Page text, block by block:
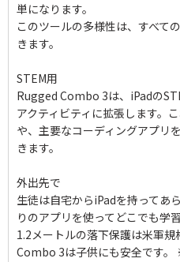
単になります。
このツールの多様性は、すべて
きます。
STEM用
Rugged Combo 3は、iPadの
アクティビティに拡張します。
や、主要なコーディングアプリ
きます。
外出先で
生徒は自宅からiPadを持ってあ
りのアプリを使ってどこでも学
1.2メートルの落下保護は米軍
Combo 3は子供にも安全です